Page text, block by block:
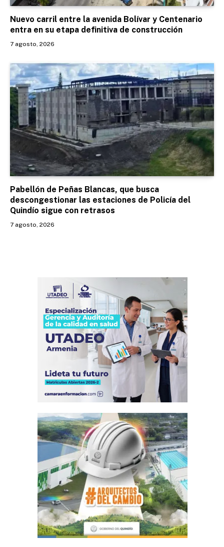
Nuevo carril entre la avenida Bolívar y Centenario
entra en su etapa definitiva de construcción
7 agosto, 2026
Pabellón de Peñas Blancas, que busca
descongestionar las estaciones de Policía del
Quindío sigue con retrasos
7 agosto, 2026